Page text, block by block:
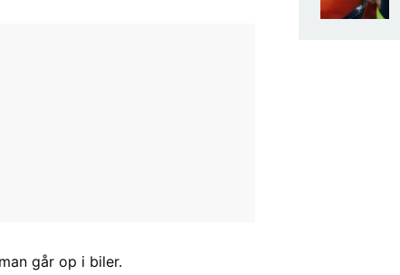
går op i biler.